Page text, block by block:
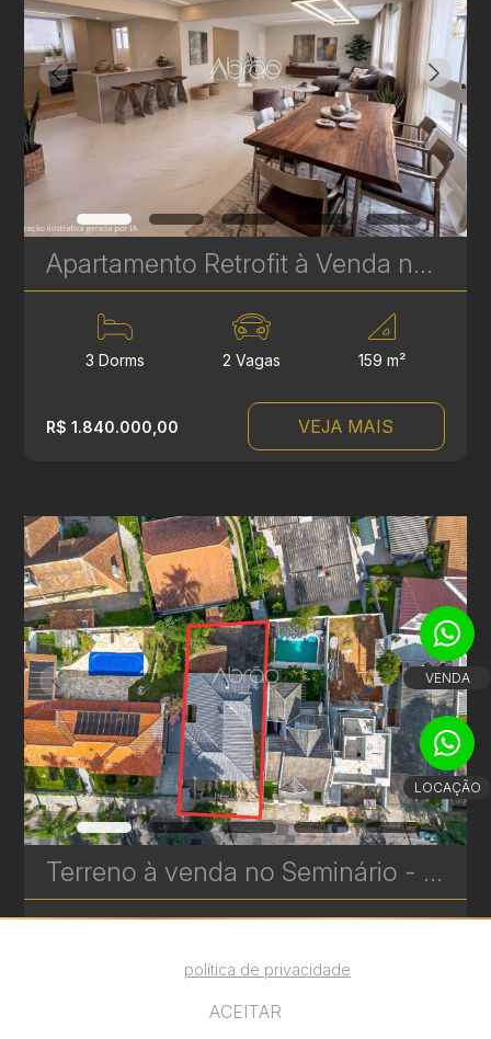
Apartamento Retrofit à Venda no Batel – Edifício Cristina | 3 Quartos, 2 Suítes, 159 m² | Ref 1748
3 Dorms 2 Vagas 159 m²
R$ 1.840.000,00 VEJA MAIS
Terreno à venda no Seminário - Curitiba. Ótima oportunidade para investidores - 490 m² | Ref. 1789
493.51 m²
política de privacidade
ACEITAR
VENDA
LOCAÇÃO